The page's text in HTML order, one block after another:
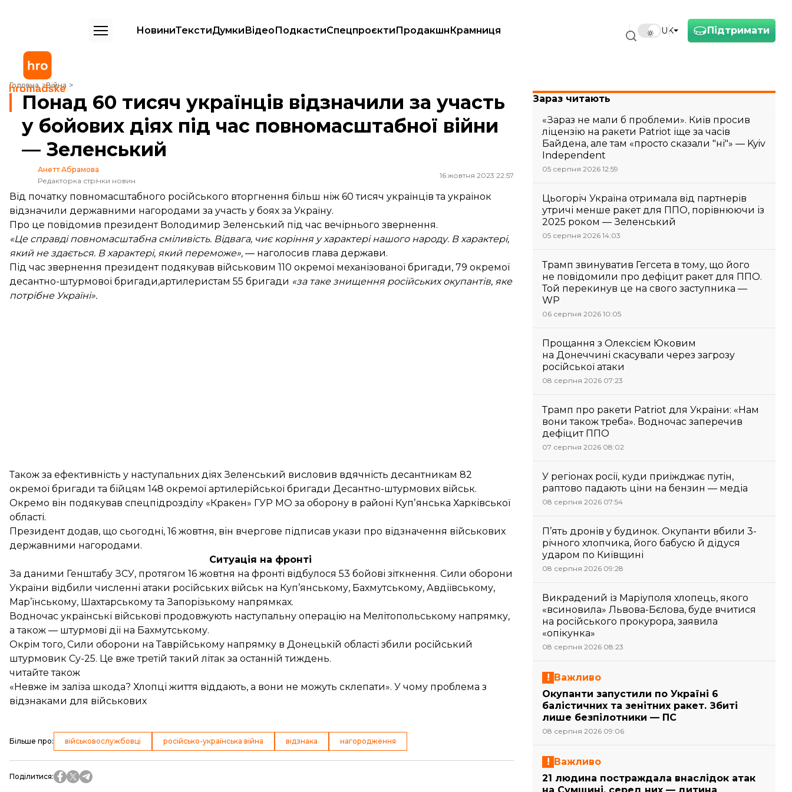
Підтримати
UK
НовиниТекстиДумкиВідеоПодкастиСпецпроєктиПродакшнКрамниця
Головна Війна
Понад 60 тисяч українців відзначили за участь у бойових діях під час повномасштабної війни — Зеленський
Понад 60 тисяч українців відзначили за участь
у бойових діях під час повномасштабної війни
— Зеленський
Анетт Абрамова
Редакторка стрічки новин
16 жовтня 2023 22:57
Від початку повномасштабного російського вторгнення більш ніж 60 тисяч українців та українок
відзначили державними нагородами за участь у боях за Україну.
Про це повідомив президент Володимир Зеленський під час вечірнього звернення.
«Це справді повномасштабна сміливість. Відвага, чиє коріння у характері нашого народу. В характері,
який не здається. В характері, який переможе», — наголосив глава держави.
Під час звернення президент подякував військовим 110 окремої механізованої бригади, 79 окремої
десантно-штурмової бригади,артилеристам 55 бригади «за таке знищення російських окупантів, яке
потрібне Україні».
Також за ефективність у наступальних діях Зеленський висловив вдячність десантникам 82
окремої бригади та бійцям 148 окремої артилерійської бригади Десантно-штурмових військ.
Окремо він подякував спецпідрозділу «Кракен» ГУР МО за оборону в районі Купʼянська Харківської
області.
Президент додав, що сьогодні, 16 жовтня, він вчергове підписав укази про відзначення військових
державними нагородами.
Ситуація на фронті
За даними Генштабу ЗСУ, протягом 16 жовтня на фронті відбулося 53 бойові зіткнення. Сили оборони
України відбили численні атаки російських військ на Куп’янському, Бахмутському, Авдіївському,
Мар’їнському, Шахтарському та Запорізькому напрямках.
Водночас українські військові продовжують наступальну операцію на Мелітопольському напрямку,
а також — штурмові дії на Бахмутському.
Окрім того, Сили оборони на Таврійському напрямку в Донецькій області збили російський
штурмовик Су-25. Це вже третій такий літак за останній тиждень.
читайте також
«Невже їм заліза шкода? Хлопці життя віддають, а вони не можуть склепати». У чому проблема з
відзнаками для військових
Більше про: військовослужбовці російсько-українська війна відзнака нагородження
Поділитися:
Зараз читають
«Зараз не мали б проблеми». Київ просив
ліцензію на ракети Patriot іще за часів
Байдена, але там «просто сказали "ні"» — Kyiv
Independent
05 серпня 2026 12:59
Цьогоріч Україна отримала від партнерів
утричі менше ракет для ППО, порівнюючи із
2025 роком — Зеленський
05 серпня 2026 14:03
Трамп звинуватив Гегсета в тому, що його
не повідомили про дефіцит ракет для ППО.
Той перекинув це на свого заступника —
WP
06 серпня 2026 10:05
Прощання з Олексієм Юковим
на Донеччині скасували через загрозу
російської атаки
08 серпня 2026 07:23
Трамп про ракети Patriot для України: «Нам
вони також треба». Водночас заперечив
дефіцит ППО
07 серпня 2026 08:02
У регіонах росії, куди приїжджає путін,
раптово падають ціни на бензин — медіа
08 серпня 2026 07:54
П’ять дронів у будинок. Окупанти вбили 3-
річного хлопчика, його бабусю й дідуся
ударом по Київщині
08 серпня 2026 09:28
Викрадений із Маріуполя хлопець, якого
«всиновила» Львова-Бєлова, буде вчитися
на російського прокурора, заявила
«опікунка»
08 серпня 2026 08:23
Важливо
Окупанти запустили по Україні 6
балістичних та зенітних ракет. Збиті
лише безпілотники — ПС
08 серпня 2026 09:06
Важливо
21 людина постраждала внаслідок атак